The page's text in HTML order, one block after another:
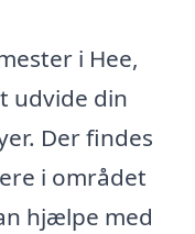
i Hee,
udvide din
Der findes
i området
hjælpe med